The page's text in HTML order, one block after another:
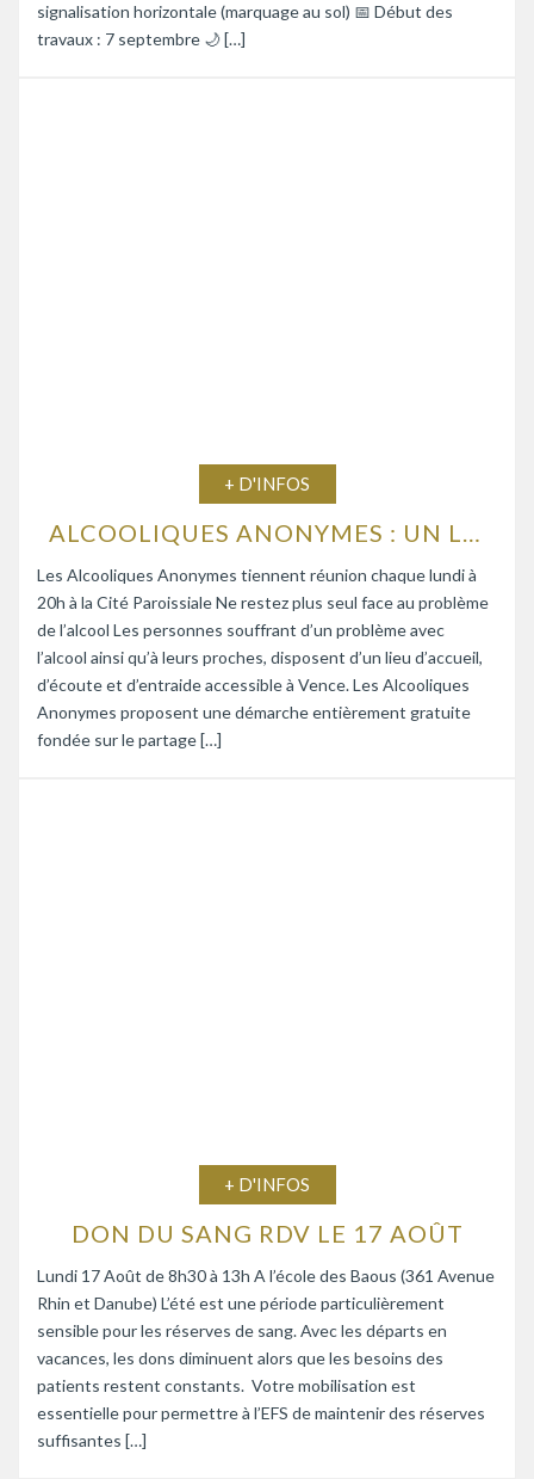
signalisation horizontale (marquage au sol) 📅 Début des
travaux : 7 septembre 🌙 […]
+ D'INFOS
ALCOOLIQUES ANONYMES : UN LIEU D’ÉCOUTE ET D’ENTRAIDE
Les Alcooliques Anonymes tiennent réunion chaque lundi à
20h à la Cité Paroissiale Ne restez plus seul face au problème
de l’alcool Les personnes souffrant d’un problème avec
l’alcool ainsi qu’à leurs proches, disposent d’un lieu d’accueil,
d’écoute et d’entraide accessible à Vence. Les Alcooliques
Anonymes proposent une démarche entièrement gratuite
fondée sur le partage […]
+ D'INFOS
DON DU SANG RDV LE 17 AOÛT
Lundi 17 Août de 8h30 à 13h A l’école des Baous (361 Avenue
Rhin et Danube) L’été est une période particulièrement
sensible pour les réserves de sang. Avec les départs en
vacances, les dons diminuent alors que les besoins des
patients restent constants. Votre mobilisation est
essentielle pour permettre à l’EFS de maintenir des réserves
suffisantes […]